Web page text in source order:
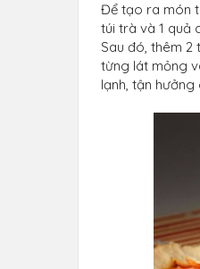
Để tạo ra món
túi trà và 1 quả
Sau đó, thêm
từng lát mỏng
lạnh, tận